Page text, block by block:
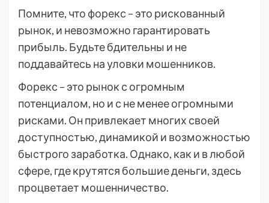
Помните, что форекс – это рискованный
рынок, и невозможно гарантировать
прибыль. Будьте бдительны и не
поддавайтесь на уловки мошенников.
Форекс – это рынок с огромным
потенциалом, но и с не менее огромными
рисками. Он привлекает многих своей
доступностью, динамикой и возможностью
быстрого заработка. Однако, как и в любой
сфере, где крутятся большие деньги, здесь
процветает мошенничество.